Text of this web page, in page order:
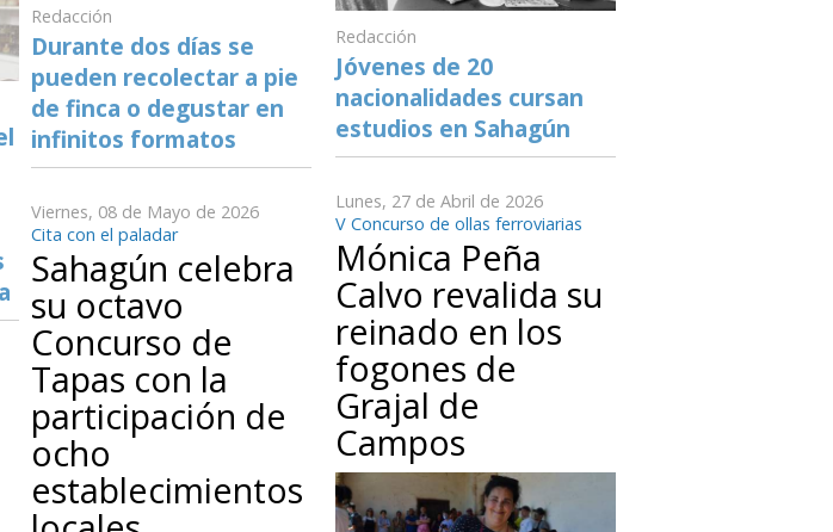
Redacción
Durante dos días se
pueden recolectar a pie
de finca o degustar en
infinitos formatos
Viernes, 08 de Mayo de 2026
Cita con el paladar
Sahagún celebra
su octavo
Concurso de
Tapas con la
participación de
ocho
establecimientos
Redacción
Jóvenes de 20
nacionalidades cursan
estudios en Sahagún
Lunes, 27 de Abril de 2026
V Concurso de ollas ferroviarias
Mónica Peña
Calvo revalida su
reinado en los
fogones de
Grajal de
Campos